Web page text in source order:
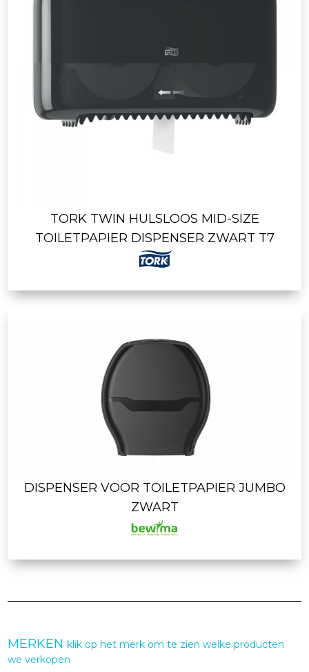
TORK TWIN HULSLOOS MID-SIZE
TOILETPAPIER DISPENSER ZWART T7
DISPENSER VOOR TOILETPAPIER JUMBO
ZWART
MERKENklik op het merk om te zien welke producten
we verkopen